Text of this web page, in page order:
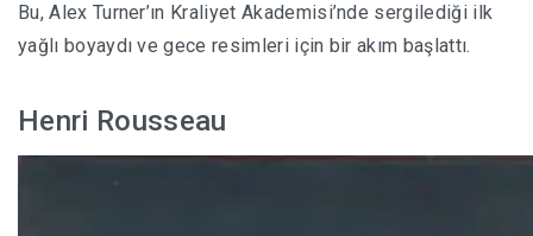
Bu, Alex Turner’ın Kraliyet Akademisi’nde sergilediği ilk
yağlı boyaydı ve gece resimleri için bir akım başlattı.
Henri Rousseau